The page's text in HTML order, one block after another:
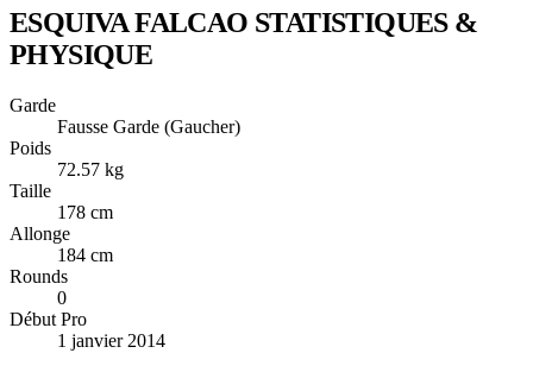
ESQUIVA FALCAO STATISTIQUES &
PHYSIQUE
Garde
Fausse Garde (Gaucher)
Poids
72.57 kg
Taille
178 cm
Allonge
184 cm
Rounds
0
Début Pro
1 janvier 2014